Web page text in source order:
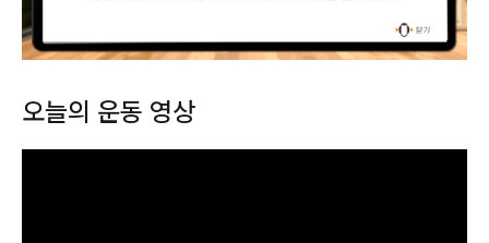
오늘의 운동 영상